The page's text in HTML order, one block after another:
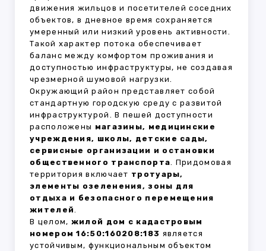
движения жильцов и посетителей соседних
объектов, в дневное время сохраняется
умеренный или низкий уровень активности.
Такой характер потока обеспечивает
баланс между комфортом проживания и
доступностью инфраструктуры, не создавая
чрезмерной шумовой нагрузки.
Окружающий район представляет собой
стандартную городскую среду с развитой
инфраструктурой. В пешей доступности
расположены магазины, медицинские
учреждения, школы, детские сады,
сервисные организации и остановки
общественного транспорта. Придомовая
территория включает тротуары,
элементы озеленения, зоны для
отдыха и безопасного перемещения
жителей.
В целом, жилой дом с кадастровым
номером 16:50:160208:183 является
устойчивым, функциональным объектом